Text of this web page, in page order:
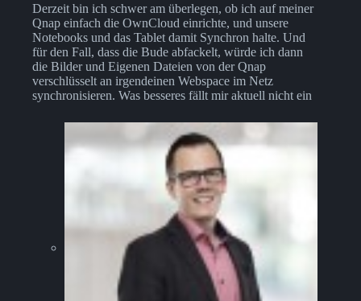
Derzeit bin ich schwer am überlegen, ob ich auf meiner
Qnap einfach die OwnCloud einrichte, und unsere
Notebooks und das Tablet damit Synchron halte. Und
für den Fall, dass die Bude abfackelt, würde ich dann
die Bilder und Eigenen Dateien von der Qnap
verschlüsselt an irgendeinen Webspace im Netz
synchronisieren. Was besseres fällt mir aktuell nicht ein